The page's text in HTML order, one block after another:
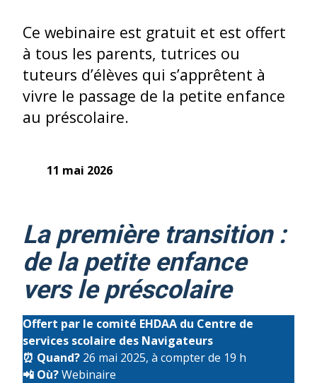
Ce webinaire est gratuit et est offert
à tous les parents, tutrices ou
tuteurs d’élèves qui s’apprêtent à
vivre le passage de la petite enfance
au préscolaire.
11 mai 2026
La première transition :
de la petite enfance
vers le préscolaire
Offert par le comité EHDAA du Centre de
services scolaire des Navigateurs
⏰ Quand? 26 mai 2025, à compter de 19 h
📲 Où?Webinaire